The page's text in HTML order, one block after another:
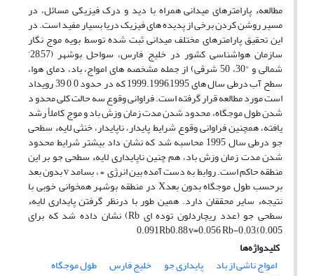
مطالعهء پارامترهای میدانی همراه با دید و درک فیزیکی مسائل، در
مسیر روشن کردن برخی از پدیده های فیزیک دریا بسیار مفید است. در
این تحقیق پارامترهای مختلف میدانی ثبت شده توسط بویه موج نگار
سازمان هواشناسی کشور در خلیج فارس، سواحل بوشهر (28,57’
شمالی و "30، 50 شرقی) از جمله مشخصه های امواج، باد، دمای هوا،
سطح آب درطی سال های 1999.1996,1995 که در حدود 0 0 39 رویداد
است مورد مطالعه قرار گرفته است. فراوانی وقوع سه حالت کلی محدو د
شدن طول موجگاه، محدود شدن مدت زمان وزش باد و موج کاملأ رشد
یافته، همچنین فراوانی وقوع شرایط پایدار، ناپایدار، خنثی لایهء سطحی
جو درطی سال 1995 محاسبه شد که نشان داد بیشتر شرایط محدود
شدن مدت زمان وزش باد، هم چنین ناپایداری لایهء سطحی جو بر این
منطقه حاکم است. روابط به دست آمده بین انرژی €، بسامد v بدون بعد
برحسب طول موجگاه بدون بعدX در منطقه بوشهر همخوانی خوبی با
نتیجهء سایر محققان دارد. همین طور با درنظر گرفتن پایداری لایهء
سطحی جو (عدد ریچاردلون توده ای Rb) نشان داده شد که برای
0.091Rb0.88,v=0.056 Rb-0.03,(0.005
کلیدواژه‌ها
امواج ناشی از باد
پایداری جو خلیج فارس
طول موجگاه